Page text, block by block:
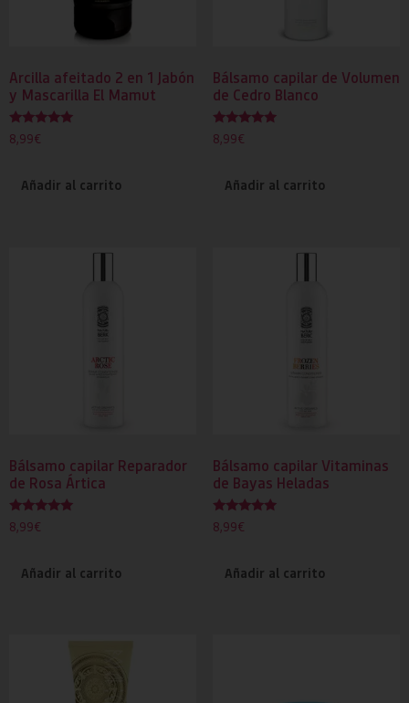
Arcilla afeitado 2 en 1 Jabón
y Mascarilla El Mamut
Valorado
con
8,99€
Añadir al carrito
Bálsamo capilar de Volumen
de Cedro Blanco
Valorado
con
8,99€
Añadir al carrito
Bálsamo capilar Reparador
de Rosa Ártica
Valorado
con
8,99€
Añadir al carrito
Bálsamo capilar Vitaminas
de Bayas Heladas
Valorado
con
8,99€
Añadir al carrito